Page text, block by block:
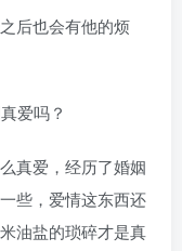
后也会有他的烦
爱吗？
真爱，经历了婚姻
些，爱情这东西还
油盐的琐碎才是真